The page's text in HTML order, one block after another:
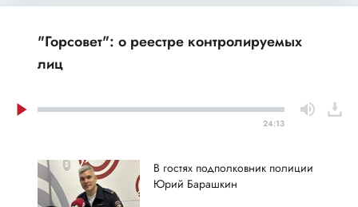
"Горсовет": о реестре контролируемых
лиц
24:13
В гостях подполковник полиции
Юрий Барашкин